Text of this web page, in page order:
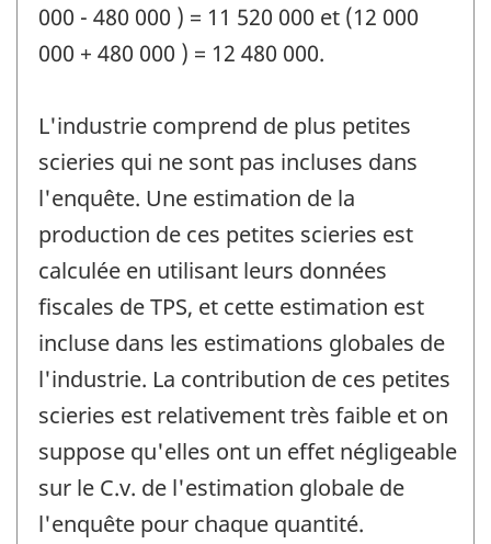
000 - 480 000 ) = 11 520 000 et (12 000
000 + 480 000 ) = 12 480 000.
L'industrie comprend de plus petites
scieries qui ne sont pas incluses dans
l'enquête. Une estimation de la
production de ces petites scieries est
calculée en utilisant leurs données
fiscales de TPS, et cette estimation est
incluse dans les estimations globales de
l'industrie. La contribution de ces petites
scieries est relativement très faible et on
suppose qu'elles ont un effet négligeable
sur le C.v. de l'estimation globale de
l'enquête pour chaque quantité.